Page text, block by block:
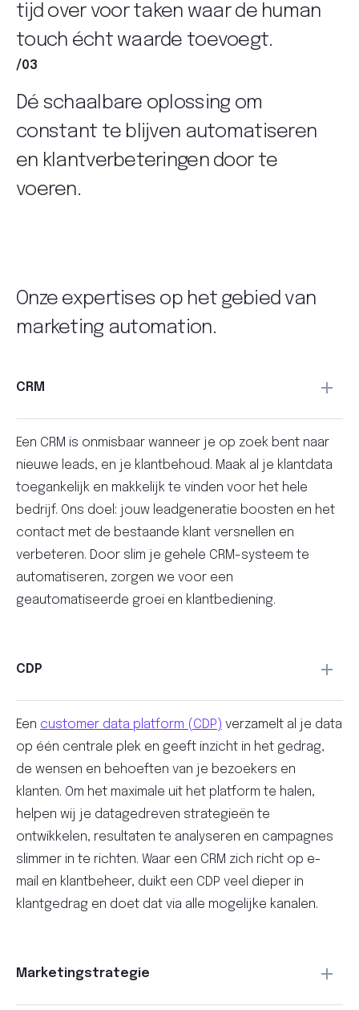
tijd over voor taken waar de human
touch écht waarde toevoegt.
/03
Dé schaalbare oplossing om
constant te blijven automatiseren
en klantverbeteringen door te
voeren.
Onze expertises op het gebied van
marketing automation.
CRM
Een CRM is onmisbaar wanneer je op zoek bent naar
nieuwe leads, en je klantbehoud. Maak al je klantdata
toegankelijk en makkelijk te vinden voor het hele
bedrijf. Ons doel: jouw leadgeneratie boosten en het
contact met de bestaande klant versnellen en
verbeteren. Door slim je gehele CRM-systeem te
automatiseren, zorgen we voor een
geautomatiseerde groei en klantbediening.
CDP
Een customer data platform (CDP) verzamelt al je data
op één centrale plek en geeft inzicht in het gedrag,
de wensen en behoeften van je bezoekers en
klanten. Om het maximale uit het platform te halen,
helpen wij je datagedreven strategieën te
ontwikkelen, resultaten te analyseren en campagnes
slimmer in te richten. Waar een CRM zich richt op e-
mail en klantbeheer, duikt een CDP veel dieper in
klantgedrag en doet dat via alle mogelijke kanalen.
Marketingstrategie